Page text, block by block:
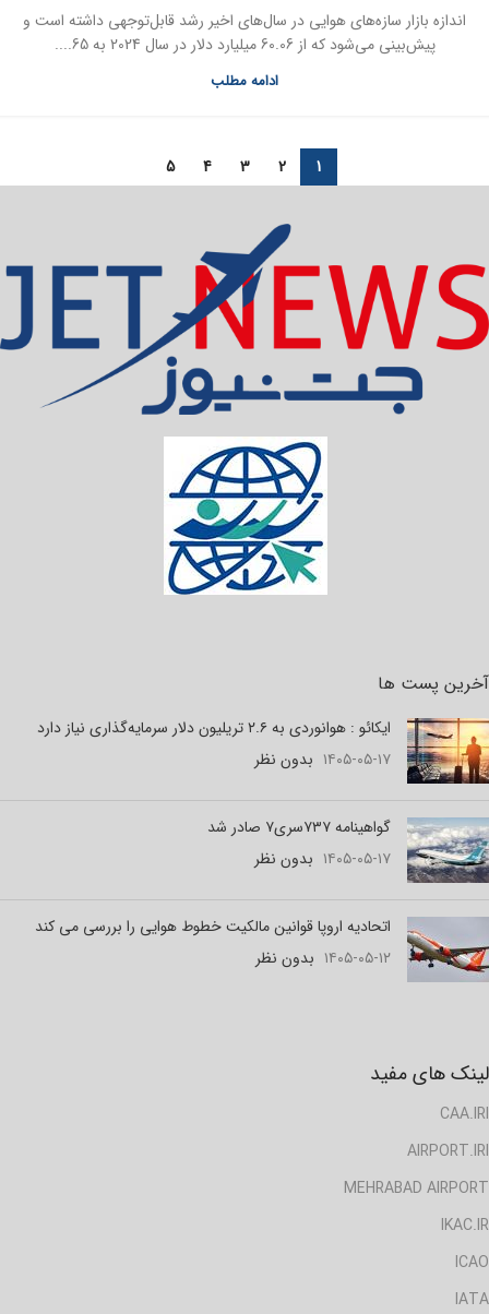
اندازه بازار سازه‌های هوایی در سال‌های اخیر رشد قابل‌توجهی داشته است و
پیش‌بینی می‌شود که از 60.06 میلیارد دلار در سال 2024 به 65....
ادامه مطلب
1
2
3
4
5
آخرین پست ها
ایکائو : هوانوردی به ۲.۶ تریلیون دلار سرمایه‌گذاری نیاز دارد
۱۴۰۵-۰۵-۱۷ بدون نظر
گواهینامه ۷۳۷سری۷ صادر شد
۱۴۰۵-۰۵-۱۷ بدون نظر
اتحادیه اروپا قوانین مالکیت خطوط هوایی را بررسی می کند
۱۴۰۵-۰۵-۱۲ بدون نظر
لینک های مفید
CAA.IRI
AIRPORT.IRI
MEHRABAD AIRPORT
IKAC.IR
ICAO
IATA